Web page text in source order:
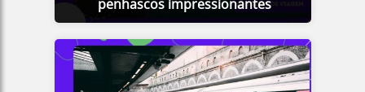
penhascos impressionantes